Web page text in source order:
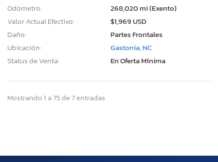
Odómetro:
268,020 mi (Exento)
Valor Actual Efectivo:
$1,969 USD
Daño:
Partes Frontales
Ubicación:
Gastonia, NC
Status de Venta:
En Oferta Mínima
Mostrando 1 a 75 de 7 entradas